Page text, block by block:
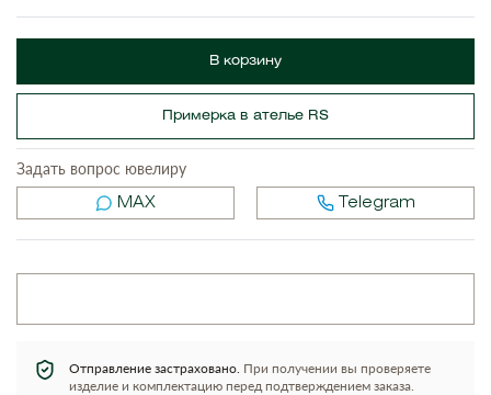
В корзину
Примерка в ателье RS
Задать вопрос ювелиру
MAX Telegram
Отправление застраховано. При получении вы проверяете
изделие и комплектацию перед подтверждением заказа.